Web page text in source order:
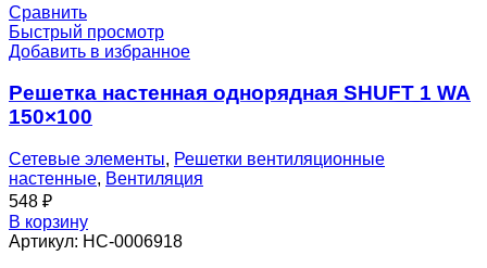
Сравнить
Быстрый просмотр
Добавить в избранное
Решетка настенная однорядная SHUFT 1 WA
150×100
Сетевые элементы, Решетки вентиляционные
настенные, Вентиляция
548 ₽
В корзину
Артикул: НС-0006918